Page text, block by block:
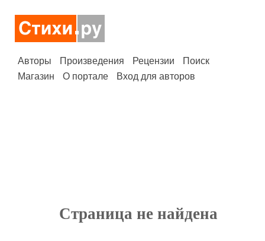
Авторы Произведения Рецензии
Поиск
Магазин
О портале Вход для авторов
Страница не найдена